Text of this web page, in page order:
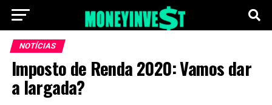
NOTÍCIAS
Imposto de Renda 2020: Vamos dar
a largada?